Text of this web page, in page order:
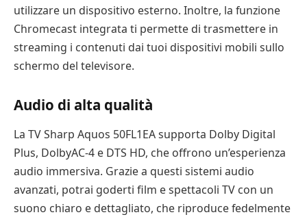
utilizzare un dispositivo esterno. Inoltre, la funzione
Chromecast integrata ti permette di trasmettere in
streaming i contenuti dai tuoi dispositivi mobili sullo
schermo del televisore.
Audio di alta qualità
La TV Sharp Aquos 50FL1EA supporta Dolby Digital
Plus, DolbyAC-4 e DTS HD, che offrono un’esperienza
audio immersiva. Grazie a questi sistemi audio
avanzati, potrai goderti film e spettacoli TV con un
suono chiaro e dettagliato, che riproduce fedelmente